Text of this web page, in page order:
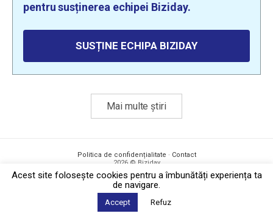
pentru susținerea echipei Biziday.
SUSȚINE ECHIPA BIZIDAY
Mai multe știri
Politica de confidențialitate · Contact
2026 © Biziday
Acest site foloseşte cookies pentru a îmbunătăți experiența ta
de navigare.
Accept Refuz